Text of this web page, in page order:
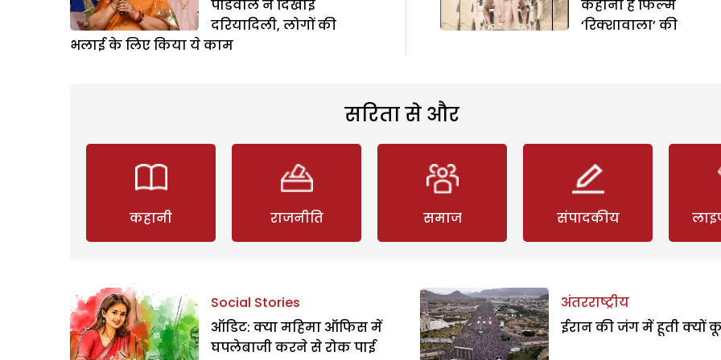
पौडवाल ने दिखाई
दरियादिली, लोगों की
भलाई के लिए किया ये काम
कहानी है फिल्म
‘रिक्शावाला’ की
सरिता से और
कहानी राजनीति समाज संपादकीय
Social Stories
ऑडिट: क्या महिमा ऑफिस में
घपलेबाजी करने से रोक पाई
अंतरराष्ट्रीय
ईरान की जंग में हूती क्यों